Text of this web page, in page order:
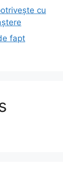
cu
fapt